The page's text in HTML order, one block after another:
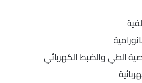
الطي والضبط الكهربائي